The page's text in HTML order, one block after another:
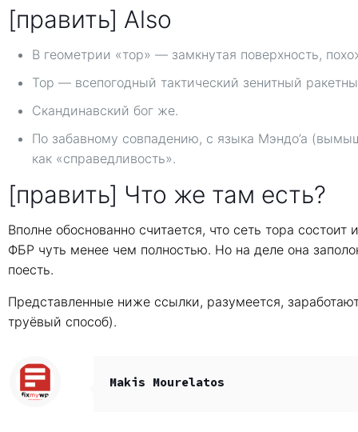
[править] Also
В геометрии «тор» — замкнутая поверхность,
Тор — всепогодный тактический зенитный
Скандинавский бог же.
По забавному совпадению, с языка Мэндо’а
как «справедливость».
[править] Что же там есть?
Вполне обоснованно считается, что сеть тора
ФБР чуть менее чем полностью. Но на деле она
поесть.
Представленные ниже ссылки, разумеется,
труёвый способ).
Makis Mourelatos